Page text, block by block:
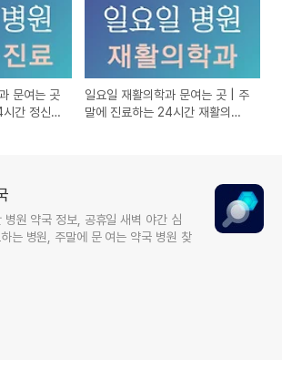
문여는 곳
간 정신과
일요일 재활의학과 문여는 곳 | 주
말에 진료하는 24시간 재활의학
원 약국 정보, 공휴일 새벽 야간 심
는 병원, 주말에 문 여는 약국 병원 찾